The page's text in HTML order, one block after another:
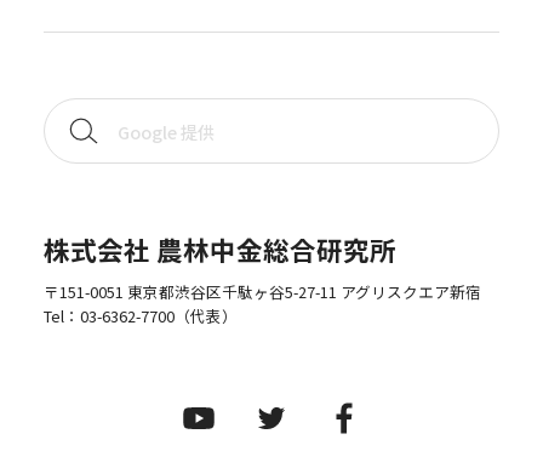
株式会社 農林中金総合研究所
〒151-0051 東京都渋谷区千駄ヶ谷5-27-11 アグリスクエア新宿
Tel： 03-6362-7700（代表）